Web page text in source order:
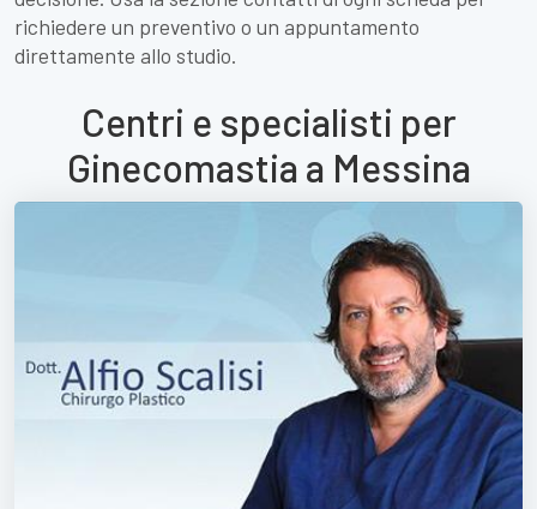
richiedere un preventivo o un appuntamento
direttamente allo studio.
Centri e specialisti per
Ginecomastia a Messina